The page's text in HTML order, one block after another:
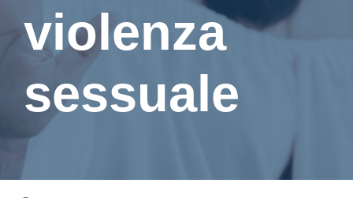
violenza
sessuale